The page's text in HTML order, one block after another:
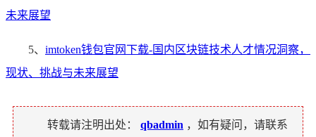
未来展望
5、 imtoken钱包官网下载-国内区块链技术人才情况洞察，
现状、挑战与未来展望
转载请注明出处： qbadmin ，如有疑问，请联系